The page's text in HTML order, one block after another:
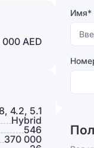
AED
4.2, 5.1
Hybrid
546
370 000
Имя*